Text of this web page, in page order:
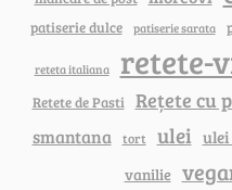
patiserie dulce patiserie sarata
reteta italiana retete-
Retete de Pasti Rețete cu
smantana tort ulei ulei
vanilie